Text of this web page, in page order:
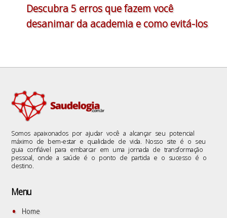
Descubra 5 erros que fazem você
desanimar da academia e como evitá-los
Somos apaixonados por ajudar você a alcançar seu potencial
máximo de bem-estar e qualidade de vida. Nosso site é o seu
guia confiável para embarcar em uma jornada de transformação
pessoal, onde a saúde é o ponto de partida e o sucesso é o
destino.
Menu
Home